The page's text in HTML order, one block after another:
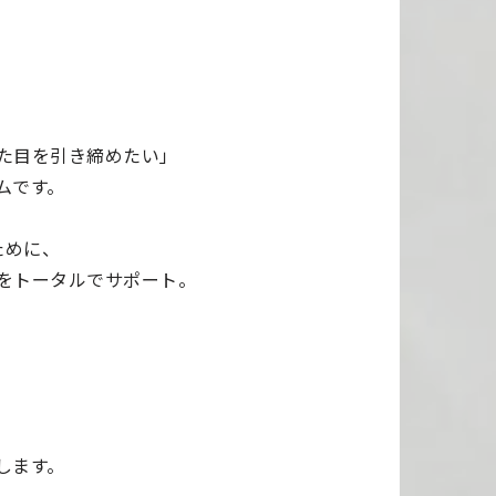
を引き締めたい」
す。
に、
ータルでサポート。
す。